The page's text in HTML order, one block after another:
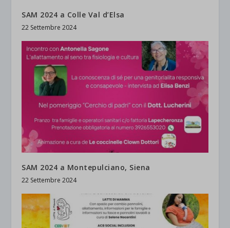
SAM 2024 a Colle Val d’Elsa
22 Settembre 2024
SAM 2024 a Montepulciano, Siena
22 Settembre 2024